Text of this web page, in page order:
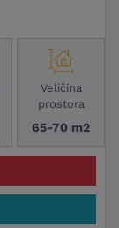
Veličina
prostora
65-70 m2